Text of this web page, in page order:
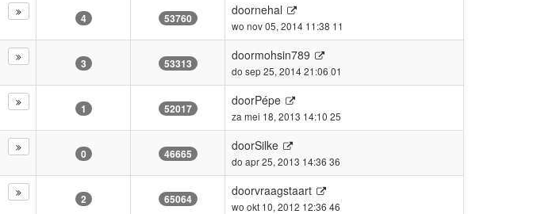
4 53760
doornehal
wo nov 05, 2014 11:38 11
3 53313
doormohsin789
do sep 25, 2014 21:06 01
1 52017
doorPépe
za mei 18, 2013 14:10 25
0 46665
doorSilke
do apr 25, 2013 14:36 36
2 65064
doorvraagstaart
wo okt 10, 2012 12:36 46